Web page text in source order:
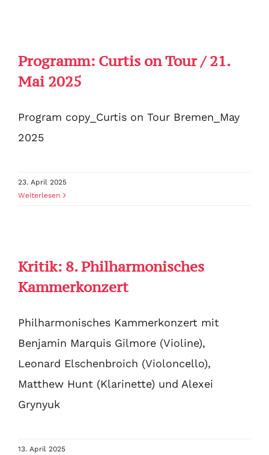
Programm: Curtis on Tour / 21.
Mai 2025
Program copy_Curtis on Tour Bremen_May
2025
23. April 2025
Weiterlesen
Kritik: 8. Philharmonisches
Kammerkonzert
Philharmonisches Kammerkonzert mit
Benjamin Marquis Gilmore (Violine),
Leonard Elschenbroich (Violoncello),
Matthew Hunt (Klarinette) und Alexei
Grynyuk
13. April 2025